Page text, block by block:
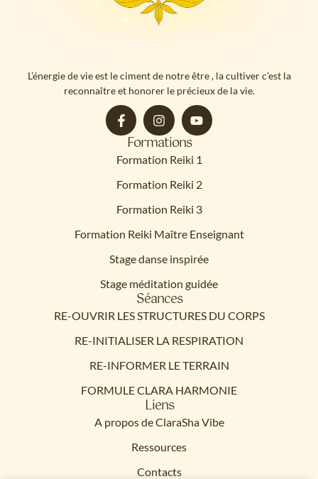
L’énergie de vie est le ciment de notre être , la cultiver c’est la
reconnaître et honorer le précieux de la vie.
Formations
Formation Reiki 1
Formation Reiki 2
Formation Reiki 3
Formation Reiki Maître Enseignant
Stage danse inspirée
Stage méditation guidée
Séances
RE-OUVRIR LES STRUCTURES DU CORPS
RE-INITIALISER LA RESPIRATION
RE-INFORMER LE TERRAIN
FORMULE CLARA HARMONIE
Liens
A propos de ClaraSha Vibe
Ressources
Contacts